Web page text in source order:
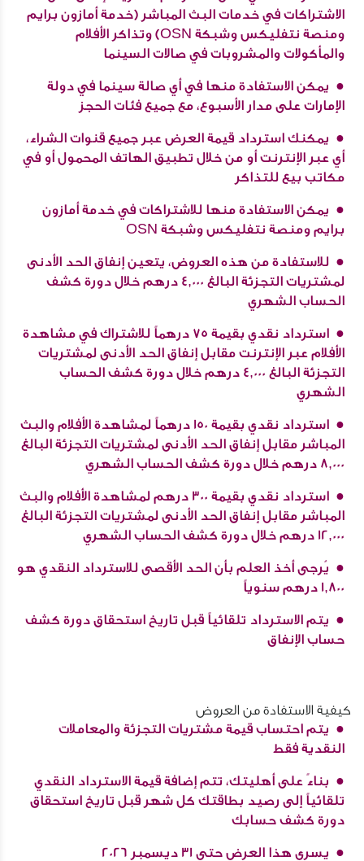
الاشتراكات في خدمات البث المباشر (خدمة أمازون برايم
ومنصة نتفليكس وشبكة OSN) وتذاكر الأفلام
والمأكولات والمشروبات في صالات السينما
يمكن الاستفادة منها في أي صالة سينما في دولة
الإمارات على مدار الأسبوع، مع جميع فئات الحجز
يمكنك استرداد قيمة العرض عبر جميع قنوات الشراء،
أي عبر الإنترنت أو من خلال تطبيق الهاتف المحمول أو في
مكاتب بيع للتذاكر
يمكن الاستفادة منها للاشتراكات في خدمة أمازون
برايم ومنصة نتفليكس وشبكة OSN
للاستفادة من هذه العروض، يتعين إنفاق الحد الأدنى
لمشتريات التجزئة البالغ 4,000 درهم خلال دورة كشف
الحساب الشهري
استرداد نقدي بقيمة 75 درهماً للاشتراك في مشاهدة
الأفلام عبر الإنترنت مقابل إنفاق الحد الأدنى لمشتريات
التجزئة البالغ 4,000 درهم خلال دورة كشف الحساب
الشهري
استرداد نقدي بقيمة 150 درهماً لمشاهدة الأفلام والبث
المباشر مقابل إنفاق الحد الأدنى لمشتريات التجزئة البالغ
8,000 درهم خلال دورة كشف الحساب الشهري
استرداد نقدي بقيمة 300 درهم لمشاهدة الأفلام والبث
المباشر مقابل إنفاق الحد الأدنى لمشتريات التجزئة البالغ
12,000 درهم خلال دورة كشف الحساب الشهري
يُرجى أخذ العلم بأن الحد الأقصى للاسترداد النقدي هو
1,800 درهم سنوياً
يتم الاسترداد تلقائياً قبل تاريخ استحقاق دورة كشف
حساب الإنفاق
كيفية الاستفادة من العروض
يتم احتساب قيمة مشتريات التجزئة والمعاملات
النقدية فقط
بناءً على أهليتك، تتم إضافة قيمة الاسترداد النقدي
تلقائياً إلى رصيد بطاقتك كل شهر قبل تاريخ استحقاق
دورة كشف حسابك
يسري هذا العرض حتى 31 ديسمبر 2026